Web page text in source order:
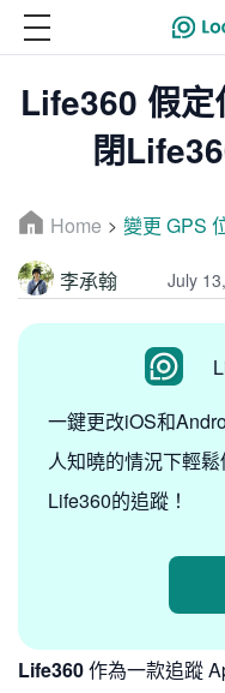
Life360 假定
閉
Home > 變更 GPS
李承翰 July
一鍵更改iOS和
人知曉的情況下輕
Life360的追蹤！
Life360作為一款追蹤